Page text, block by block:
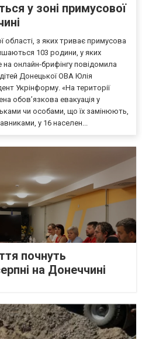
у зоні примусової
області, з яких триває примусова
103 родини, у яких
онлайн-брифінгу повідомила
Донецької ОВА Юлія
Укрінформу. «На території
обов’язкова евакуація у
чи особами, що їх замінюють,
у 16 населен...
почнуть
на Донеччині